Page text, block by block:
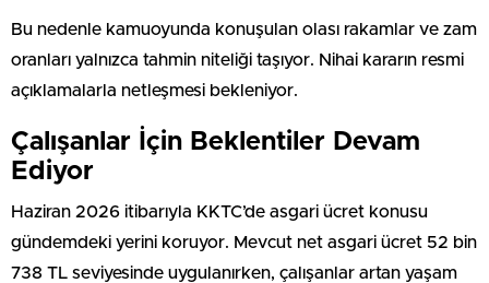
Bu nedenle kamuoyunda konuşulan olası rakamlar ve zam
oranları yalnızca tahmin niteliği taşıyor. Nihai kararın resmi
açıklamalarla netleşmesi bekleniyor.
Çalışanlar İçin Beklentiler Devam
Ediyor
Haziran 2026 itibarıyla KKTC’de asgari ücret konusu
gündemdeki yerini koruyor. Mevcut net asgari ücret 52 bin
738 TL seviyesinde uygulanırken, çalışanlar artan yaşam